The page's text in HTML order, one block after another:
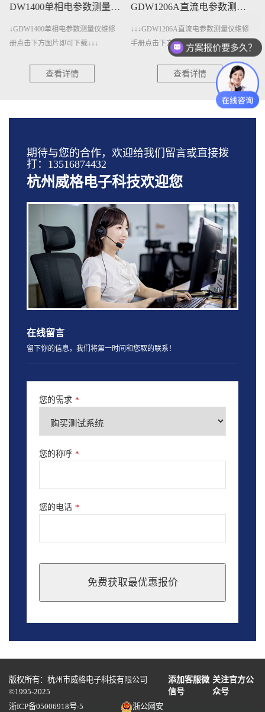
GDW1206A直流电参数测量仪维修手册下载
↓↓↓GDW1206A直流电参数测量仪维修
手册点击下方图片即可下载↓↓↓
查看详情
GDW401A变压器测量仪维修手册下载
↓↓↓GDW401A变压器测量仪维修手册
点击下方图片即可下载↓↓↓
查看详情
期待与您的合作，欢迎给我们留言或直接拨
打：13516874432
杭州威格电子科技欢迎您
在线留言
留下你的信息，我们将第一时间和您取的联系！
您的需求 *
您的称呼 *
您的电话 *
免费获取最优惠报价
should
blank
版权所有：杭州市威格电子科技有限公司
©1995-2025
添加客服微
信号
关注官方公
众号
浙ICP备05006918号-5
浙公网安
方案报价要多久？